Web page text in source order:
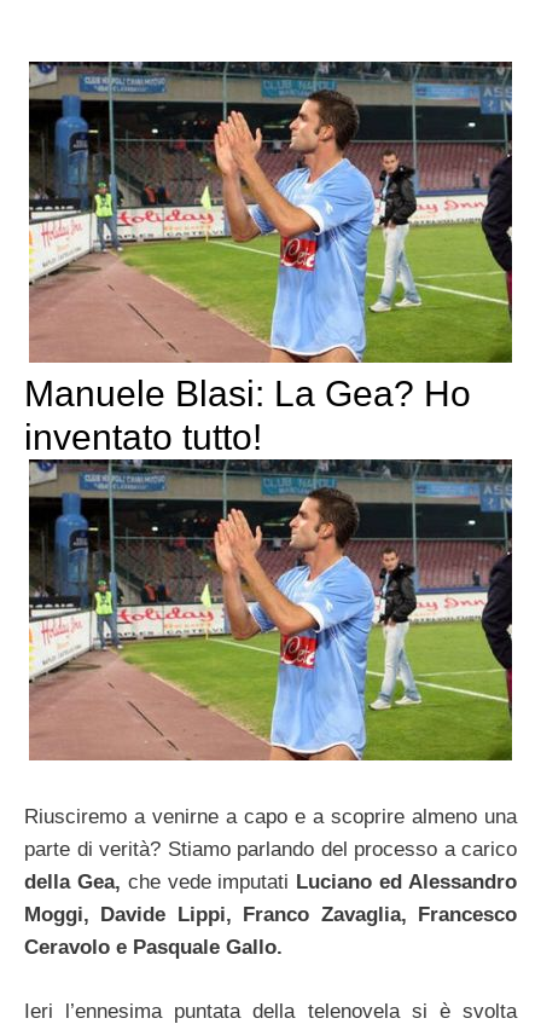
Manuele Blasi: La Gea? Ho
inventato tutto!
Riusciremo a venirne a capo e a scoprire almeno una
parte di verità? Stiamo parlando del processo a carico
della Gea, che vede imputati Luciano ed Alessandro
Moggi, Davide Lippi, Franco Zavaglia, Francesco
Ceravolo e Pasquale Gallo.
Ieri l’ennesima puntata della telenovela si è svolta